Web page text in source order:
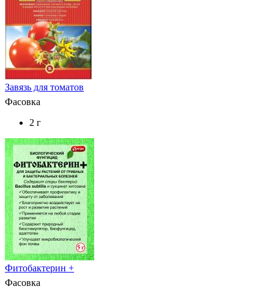
Завязь для томатов
Фасовка
2 г
Фитобактерин +
Фасовка